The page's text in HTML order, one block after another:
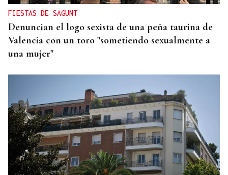
FIESTAS DE SAGUNT
Denuncian el logo sexista de una peña taurina de
Valencia con un toro "sometiendo sexualmente a
una mujer"